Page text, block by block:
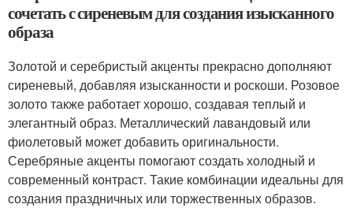
сочетать с сиреневым для создания изысканного
образа
Золотой и серебристый акценты прекрасно дополняют
сиреневый, добавляя изысканности и роскоши. Розовое
золото также работает хорошо, создавая теплый и
элегантный образ. Металлический лавандовый или
фиолетовый может добавить оригинальности.
Серебряные акценты помогают создать холодный и
современный контраст. Такие комбинации идеальны для
создания праздничных или торжественных образов.